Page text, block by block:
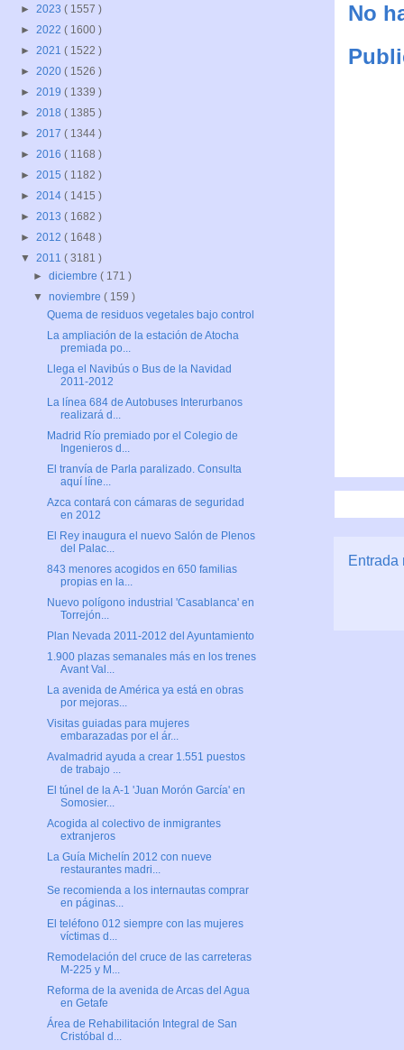
No
Entrada
► 2023 ( 1557 )
► 2022 ( 1600 )
► 2021 ( 1522 )
► 2020 ( 1526 )
► 2019 ( 1339 )
► 2018 ( 1385 )
► 2017 ( 1344 )
► 2016 ( 1168 )
► 2015 ( 1182 )
► 2014 ( 1415 )
► 2013 ( 1682 )
► 2012 ( 1648 )
▼ 2011 ( 3181 )
►diciembre( 171 )
▼noviembre( 159 )
Quema de residuos vegetales bajo control
La ampliación de la estación de Atocha
premiada po...
Llega el Navibús o Bus de la Navidad
2011-2012
La línea 684 de Autobuses Interurbanos
realizará d...
Madrid Río premiado por el Colegio de
Ingenieros d...
El tranvía de Parla paralizado. Consulta
aquí líne...
Azca contará con cámaras de seguridad
en 2012
El Rey inaugura el nuevo Salón de Plenos
del Palac...
843 menores acogidos en 650 familias
propias en la...
Nuevo polígono industrial 'Casablanca' en
Torrejón...
Plan Nevada 2011-2012 del Ayuntamiento
1.900 plazas semanales más en los trenes
Avant Val...
La avenida de América ya está en obras
por mejoras...
Visitas guiadas para mujeres
embarazadas por el ár...
Avalmadrid ayuda a crear 1.551 puestos
de trabajo ...
El túnel de la A-1 'Juan Morón García' en
Somosier...
Acogida al colectivo de inmigrantes
extranjeros
La Guía Michelín 2012 con nueve
restaurantes madri...
Se recomienda a los internautas comprar
en páginas...
El teléfono 012 siempre con las mujeres
víctimas d...
Remodelación del cruce de las carreteras
M-225 y M...
Reforma de la avenida de Arcas del Agua
en Getafe
Área de Rehabilitación Integral de San
Cristóbal d...